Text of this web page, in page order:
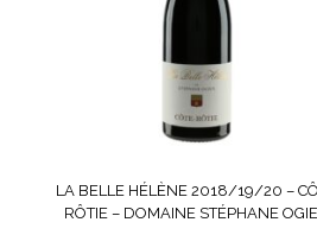
LA BELLE HÉLÈNE 2018/19/20 –
RÔTIE – DOMAINE STÉPHANE